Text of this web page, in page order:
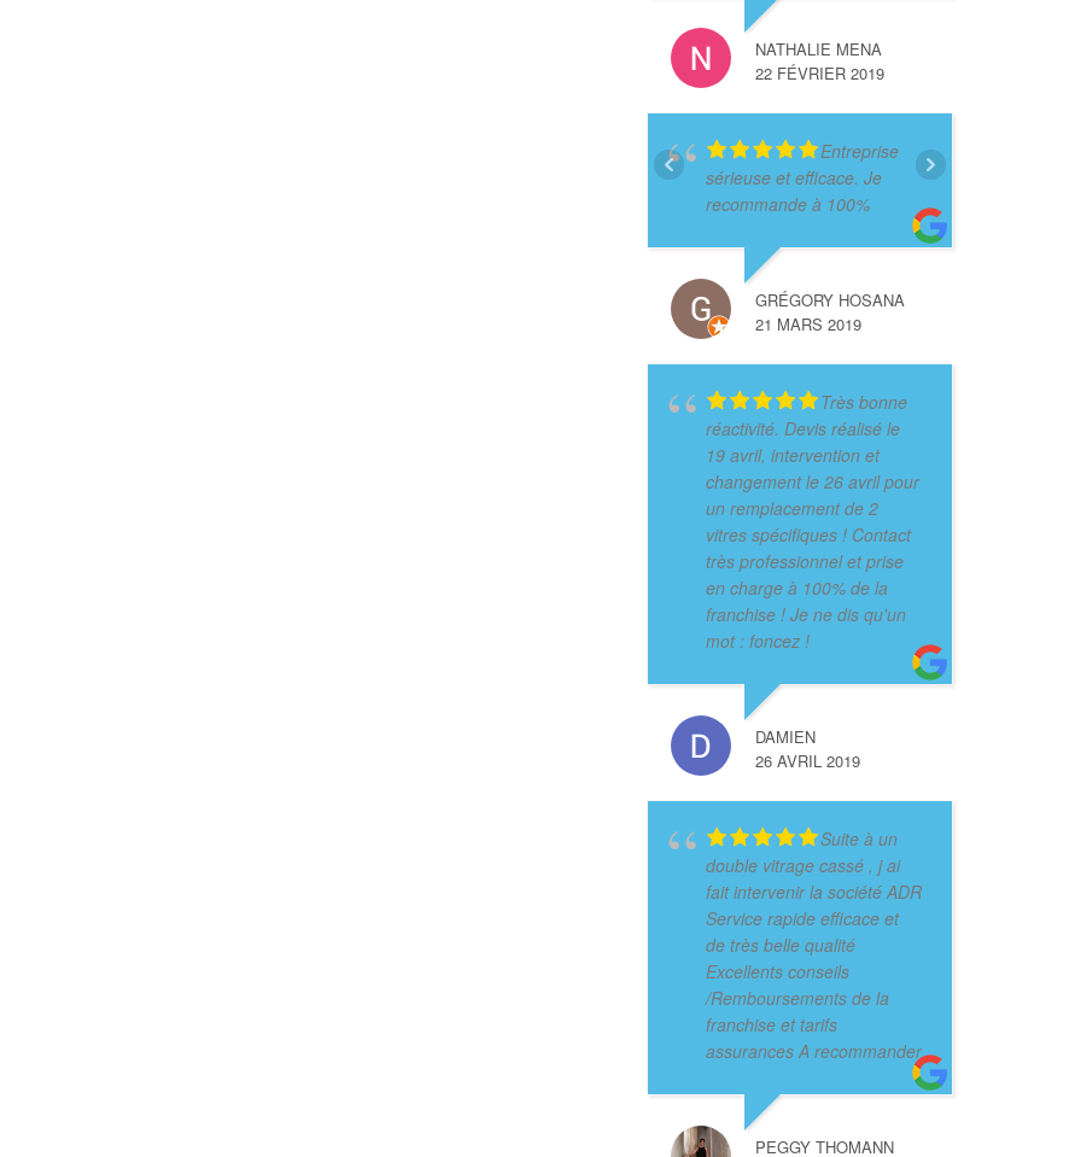
NATHALIE MENA
22 FÉVRIER 2019
Entreprise
sérieuse et efficace. Je
recommande à 100%
GRÉGORY HOSANA
21 MARS 2019
Très bonne
réactivité. Devis réalisé le
19 avril, intervention et
changement le 26 avril pour
un remplacement de 2
vitres spécifiques ! Contact
très professionnel et prise
en charge à 100% de la
franchise ! Je ne dis qu'un
mot : foncez !
DAMIEN
26 AVRIL 2019
Suite à un
double vitrage cassé , j ai
fait intervenir la société ADR
Service rapide efficace et
de très belle qualité
Excellents conseils
/Remboursements de la
franchise et tarifs
assurances A recommander
PEGGY THOMANN